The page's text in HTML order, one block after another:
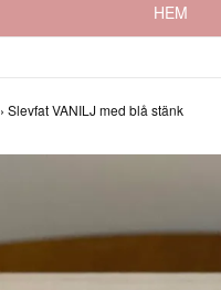
HEM
› Slevfat VANILJ med blå stänk